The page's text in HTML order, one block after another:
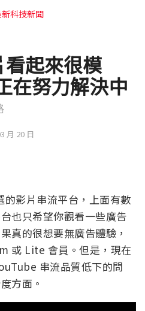
科技新聞
起來很模
在努力解決中
月 20 日
影片串流平台，上面有數
也只希望你觀看一些廣告
真的很想要無廣告體驗，
或 Lite 會員。但是，現在
串流品質低下的問
方面。